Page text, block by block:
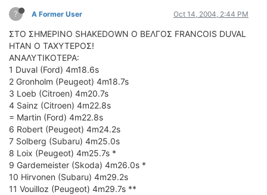
? A Former User Oct 14, 2004, 2:44 PM
ΣΤΟ ΣΗΜΕΡΙΝΟ SHAKEDOWN Ο ΒΕΛΓΟΣ FRANCOIS DUVAL
ΗΤΑΝ Ο ΤΑΧΥΤΕΡΟΣ!
ΑΝΑΛΥΤΙΚΟΤΕΡΑ:
1 Duval (Ford) 4m18.6s
2 Gronholm (Peugeot) 4m18.7s
3 Loeb (Citroen) 4m20.7s
4 Sainz (Citroen) 4m22.8s
= Martin (Ford) 4m22.8s
6 Robert (Peugeot) 4m24.2s
7 Solberg (Subaru) 4m25.0s
8 Loix (Peugeot) 4m25.7s *
9 Gardemeister (Skoda) 4m26.0s *
10 Hirvonen (Subaru) 4m29.2s
11 Vouilloz (Peugeot) 4m29.7s **